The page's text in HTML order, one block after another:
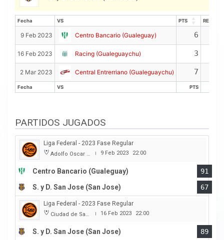
Fecha VS PTS
REB
Fecha VS PTS
9 Feb 2023 Centro Bancario (Gualeguay) 6
16 Feb 2023 Racing (Gualeguaychu) 3
2 Mar 2023 Central Entrerriano (Gualeguaychu) 7
Fecha VS PTS
PARTIDOS JUGADOS
Liga Federal - 2023 Fase Regular
Adolfo Oscar Capurro | 9 Feb 2023 22:00
Centro Bancario (Gualeguay)
91
S. y D. San Jose (San Jose)
67
Liga Federal - 2023 Fase Regular
Ciudad de San Jose | 16 Feb 2023 22:00
S. y D. San Jose (San Jose)
89